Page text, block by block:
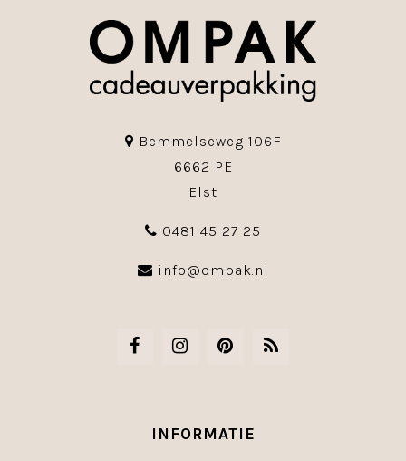
Bemmelseweg 106F
6662 PE
Elst
0481 45 27 25
info@ompak.nl
INFORMATIE